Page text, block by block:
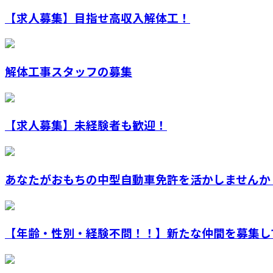
【求人募集】目指せ高収入解体工！
解体工事スタッフの募集
【求人募集】未経験者も歓迎！
あなたがおもちの中型自動車免許を活かしませんか
【年齢・性別・経験不問！！】新たな仲間を募集